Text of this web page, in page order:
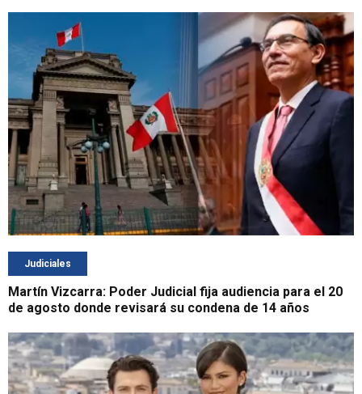
Judiciales
Martín Vizcarra: Poder Judicial fija audiencia para el 20
de agosto donde revisará su condena de 14 años